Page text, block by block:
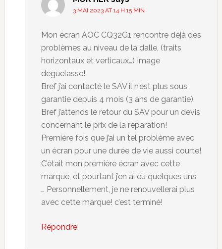
3 MAI 2023 AT 14 H 15 MIN
Mon écran AOC CQ32G1 rencontre déjà des
problèmes au niveau de la dalle, (traits
horizontaux et verticaux…) Image
deguelasse!
Bref j’ai contacté le SAV il n’est plus sous
garantie depuis 4 mois (3 ans de garantie),
Bref j’attends le retour du SAV pour un devis
concernant le prix de la réparation!
Première fois que j’ai un tel problème avec
un écran pour une durée de vie aussi courte!
C’était mon première écran avec cette
marque, et pourtant j’en ai eu quelques uns
… Personnellement, je ne renouvellerai plus
avec cette marque! c’est terminé!
Répondre